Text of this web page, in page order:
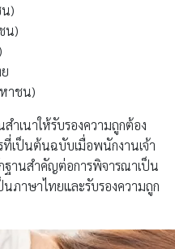
)
น)
าชน)
ำเนาให้รับรองความถูกต้อง
ที่เป็นต้นฉบับเมื่อพนักงานเจ้า
ฐานสำคัญต่อการพิจารณาเป็น
ภาษาไทยและรับรองความถูก